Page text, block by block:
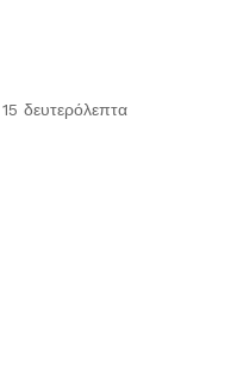
δευτερόλεπτα